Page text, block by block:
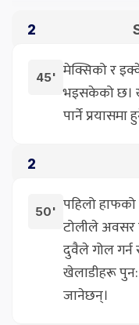
2
45' मेक्सिको र
भइसकेको छ।
पार्ने प्रयासमा
2
50' पहिलो
टोलीले अवसर
दुवैले गोल गर्न
खेलाडीहरू
जानेछन्।